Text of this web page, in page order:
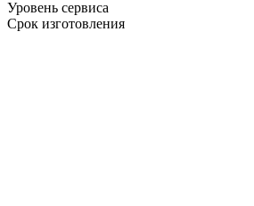
Уровень сервиса
Срок изготовления